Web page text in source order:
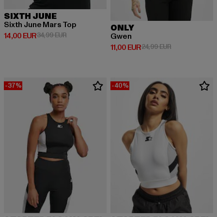
SIXTH JUNE
Sixth June Mars Top
14,00 EUR
Derzeitiger Preis: 14,00 EUR
34,99 EURAktionspreis: 34,99 EUR
ONLY
Gwen
11,00 EUR
Derzeitiger Preis: 11,00 EUR
24,99 EURAktionspreis:
-37% -40%